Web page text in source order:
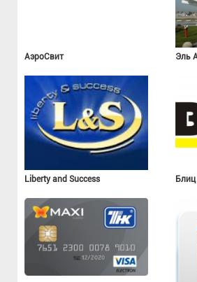
АэроСвит Эль
Liberty and Success